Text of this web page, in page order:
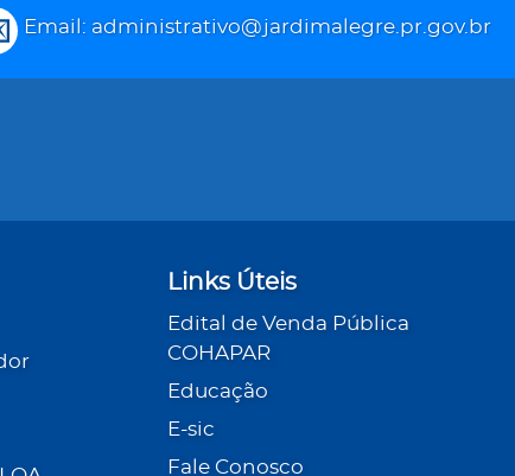
Email: administrativo@jardimalegre.pr.gov.br
Links Úteis
Edital de Venda Pública
COHAPAR
Educação
E-sic
Fale Conosco